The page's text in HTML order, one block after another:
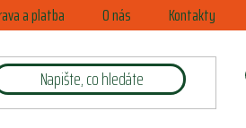
a platba O nás Kontakty